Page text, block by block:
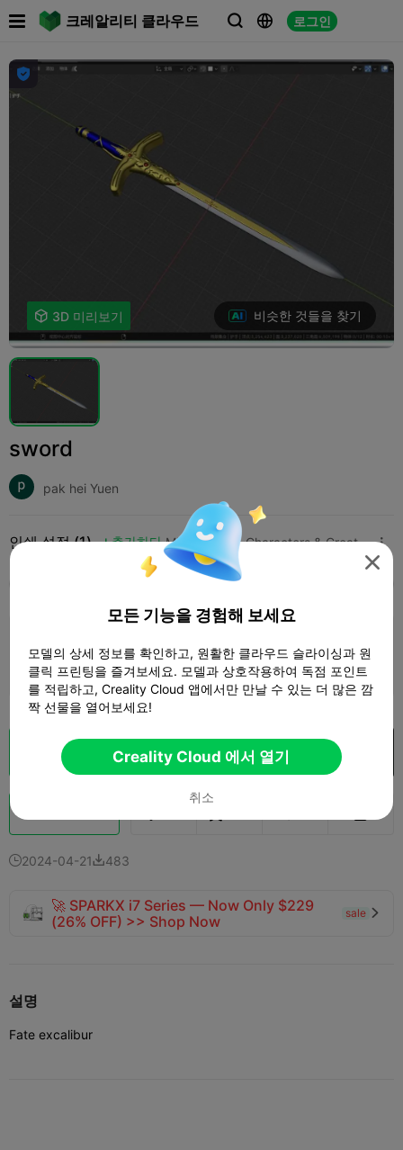
크레알리티 클라우드   로그인
 

 3D 미리보기 비슷한 것들을 찾기
sword
pak hei Yuen
인쇄 설정 (1) 추가하다 Miniatures  Characters & Creatures 
 29m 27s  1 플레이트  6.89g
클라우드 슬라이스 Creality Cloud 에서 열기
2024-04-21483
🚀 SPARKX i7 Series — Now Only $229
(26% OFF) >> Shop Now
sale 
설명
Fate excalibur

모든 기능을 경험해 보세요
모델의 상세 정보를 확인하고, 원활한 클라우드 슬라이싱과 원
클릭 프린팅을 즐겨보세요. 모델과 상호작용하여 독점 포인트
를 적립하고, Creality Cloud 앱에서만 만날 수 있는 더 많은 깜
짝 선물을 열어보세요!
Creality Cloud 에서 열기
취소